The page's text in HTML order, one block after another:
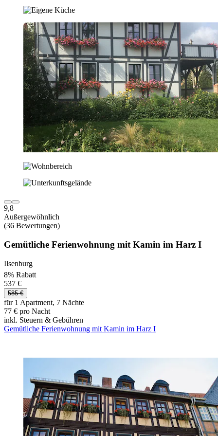
9,8
Außergewöhnlich
(36 Bewertungen)
Gemütliche Ferienwohnung mit Kamin im Harz I
Ilsenburg
8% Rabatt
537 €
585 €
für 1 Apartment, 7 Nächte
77 € pro Nacht
inkl. Steuern & Gebühren
Gemütliche Ferienwohnung mit Kamin im Harz I